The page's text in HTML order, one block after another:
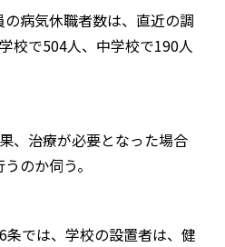
病気休職者数は、直近の調
校で504人、中学校で190人
、治療が必要となった場合
のか伺う。
では、学校の設置者は、健